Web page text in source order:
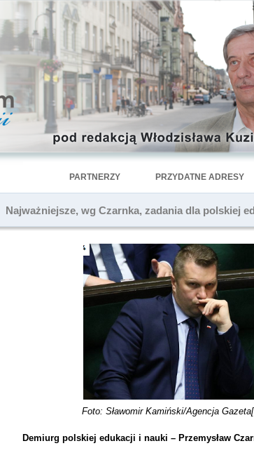
PARTNERZY PRZYDATNE ADRESY
Najważniejsze, wg Czarnka, zadania dla polskiej
Foto: Sławomir Kamiński/Agencja Gazeta[
Demiurg polskiej edukacji i nauki – Przemysław